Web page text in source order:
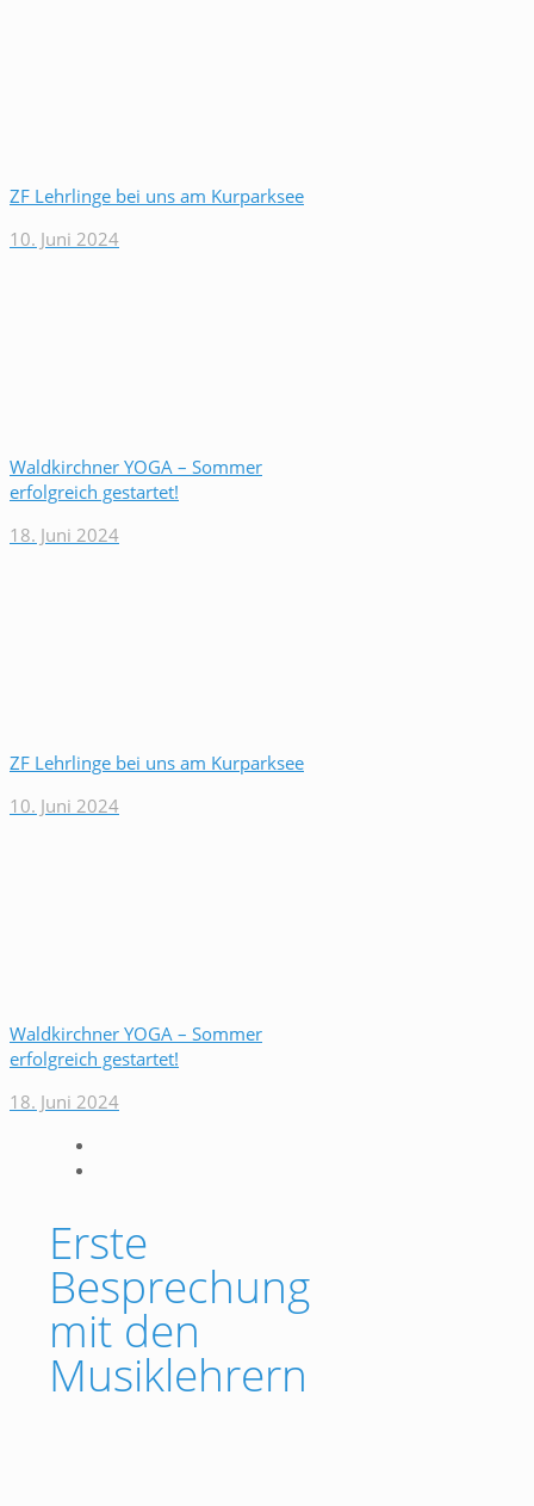
ZF Lehrlinge bei uns am Kurparksee
10. Juni 2024
Waldkirchner YOGA – Sommer
erfolgreich gestartet!
18. Juni 2024
ZF Lehrlinge bei uns am Kurparksee
10. Juni 2024
Waldkirchner YOGA – Sommer
erfolgreich gestartet!
18. Juni 2024
Erste
Besprechung
mit den
Musiklehrern